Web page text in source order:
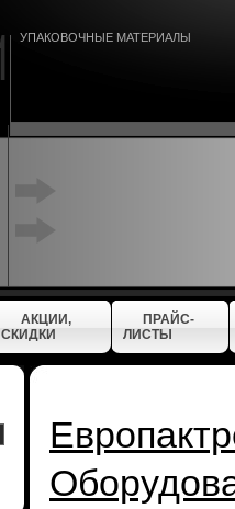
УПАКОВОЧНЫЕ МАТЕРИАЛЫ
АКЦИИ,
СКИДКИ
ПРАЙС-
ЛИСТЫ